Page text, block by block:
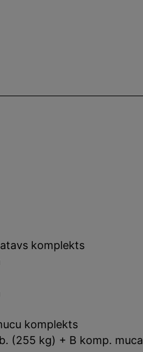
komplekts
komplekts
(255 kg) + B komp.